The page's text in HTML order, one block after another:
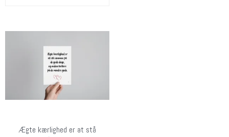
Ægte kærlighed er at stå